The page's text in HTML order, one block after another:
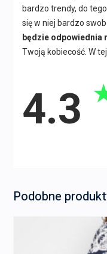
bardzo trendy, do
się w niej bardzo
będzie odpowiednia
Twoją kobiecość. W
4.3
Podobne